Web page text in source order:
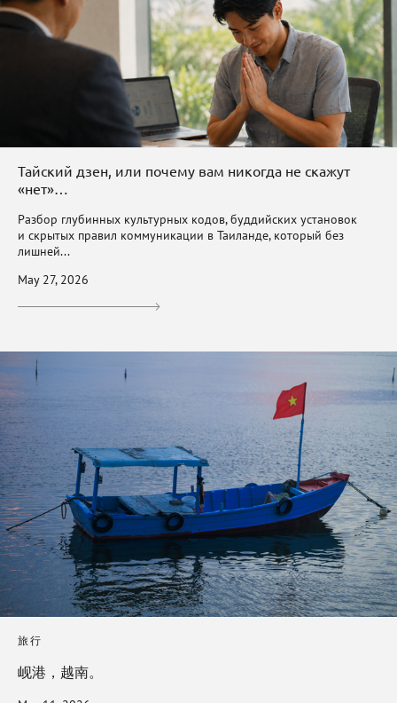
Тайский дзен, или почему вам никогда не скажут
«нет»…
Разбор глубинных культурных кодов, буддийских установок
и скрытых правил коммуникации в Таиланде, который без
лишней...
May 27, 2026
旅行
岘港，越南。